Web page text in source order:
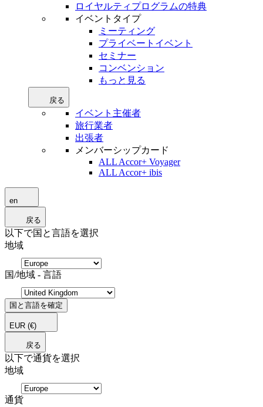
ロイヤルティプログラムの特典
イベントタイプ
ミーティング
プライベートイベント
セミナー
コンベンション
もっと見る
戻る
イベント主催者
旅行業者
出張者
メンバーシップカード
ALL Accor+ Voyager
ALL Accor+ ibis
en
戻る
以下で国と言語を選択
地域
国/地域 - 言語
国と言語を確定
EUR (€)
戻る
以下で通貨を選択
地域
通貨